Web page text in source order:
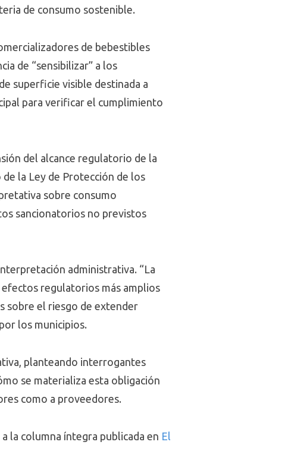
de consumo sostenible.
de bebestibles
de “sensibilizar” a los
superficie visible destinada a
para verificar el cumplimiento
del alcance regulatorio de la
la Ley de Protección de los
sobre consumo
sancionatorios no previstos
administrativa. “La
efectos regulatorios más amplios
sobre el riesgo de extender
los municipios.
planteando interrogantes
se materializa esta obligación
como a proveedores.
la columna íntegra publicada en El